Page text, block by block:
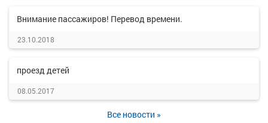
Внимание пассажиров! Перевод времени.
23.10.2018
проезд детей
08.05.2017
Все новости »